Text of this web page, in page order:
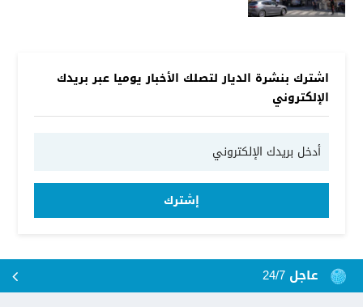
اشترك بنشرة الديار لتصلك الأخبار يوميا عبر بريدك
الإلكتروني
إشترك
عاجل 24/7